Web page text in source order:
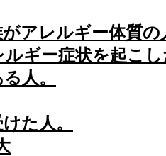
がアレルギー体質の
ルギー症状を起こ
人。
た人。